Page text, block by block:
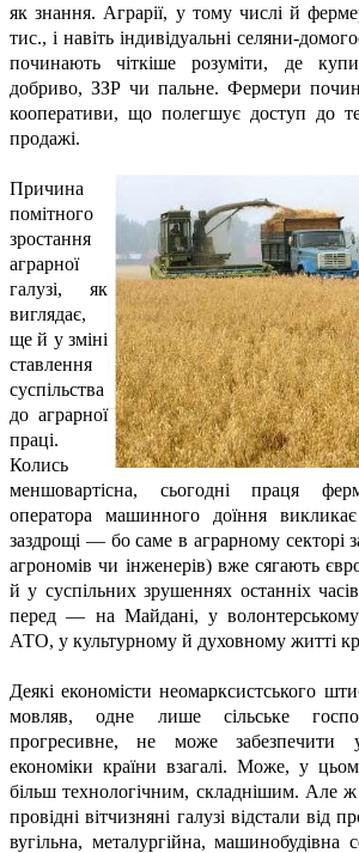
як знання. Аграрії, у тому числі й
тис., і навіть індивідуальні селяни-
починають чіткіше розуміти, де
добриво, ЗЗР чи пальне. Фермери
кооперативи, що полегшує доступ до
продажі.
Причина
помітного
зростання
аграрної
галузі, як
виглядає,
ще й у зміні
ставлення
суспільства
до аграрної
праці.
Колись
меншовартісна, сьогодні праця
оператора машинного доїння
заздрощі — бо саме в аграрному секторі
агрономів чи інженерів) вже сягають
й у суспільних зрушеннях останніх
перед — на Майдані, у волонтерському
АТО, у культурному й духовному житті
Деякі економісти неомарксистського
мовляв, одне лише сільське
прогресивне, не може забезпечити
економіки країни взагалі. Може, у
більш технологічним, складнішим. Але ж
провідні вітчизняні галузі відстали від
вугільна, металургійна,